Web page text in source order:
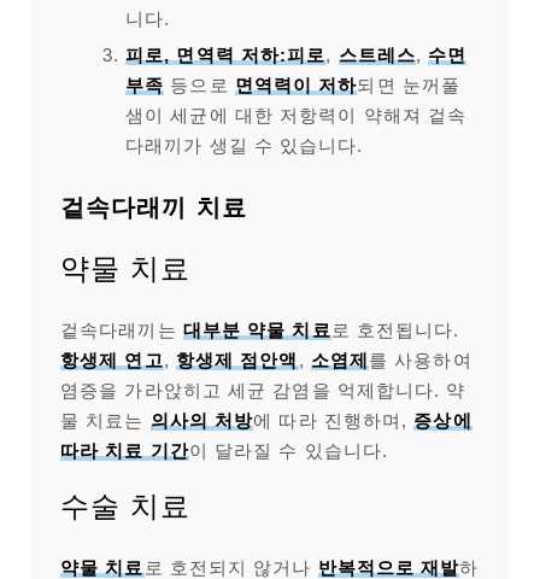
니다.
피로, 면역력 저하:피로 , 스트레스, 수면
부족 등으로 면역력이 저하되면 눈꺼풀
샘이 세균에 대한 저항력이 약해져 겉속
다래끼가 생길 수 있습니다.
겉속다래끼 치료
약물 치료
겉속다래끼는 대부분 약물 치료 로 호전됩니다.
항생제 연고, 항생제 점안액 , 소염제 를 사용하여
염증을 가라앉히고 세균 감염을 억제합니다. 약
물 치료는 의사의 처방에 따라 진행하며, 증상에
따라 치료 기간이 달라질 수 있습니다.
수술 치료
약물 치료 로 호전되지 않거나 반복적으로 재발하